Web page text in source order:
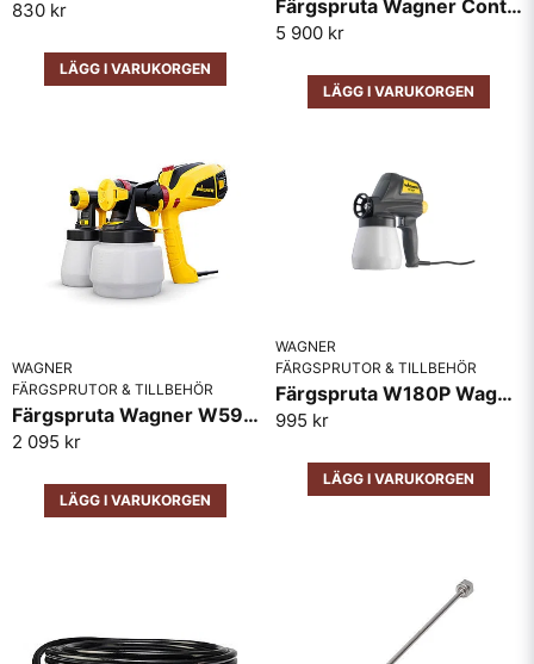
830 kr
LÄGG I VARUKORGEN
Färgspruta Wagner Control Pro 250M
5 900 kr
LÄGG I VARUKORGEN
WAGNER
FÄRGSPRUTOR & TILLBEHÖR
Färgspruta Wagner W590 Flexio
2 095 kr
LÄGG I VARUKORGEN
WAGNER
FÄRGSPRUTOR & TILLBEHÖR
Färgspruta W180P Wagner
995 kr
LÄGG I VARUKORGEN
bekämpningsmedelssprutning
Annat: Rengöring, underhåll, renovering
Bekväm och tättsittande
Lätt att använda och återanvändbar
Lättvikt och bekväm att bära
Mångsidig och kan användas i en rad olika
miljöer
Se till att masken sitter tätt mot ansiktet innan
du använder den.
Förvara masken i en torr och ren miljö när den
inte används.
Skicka fråga